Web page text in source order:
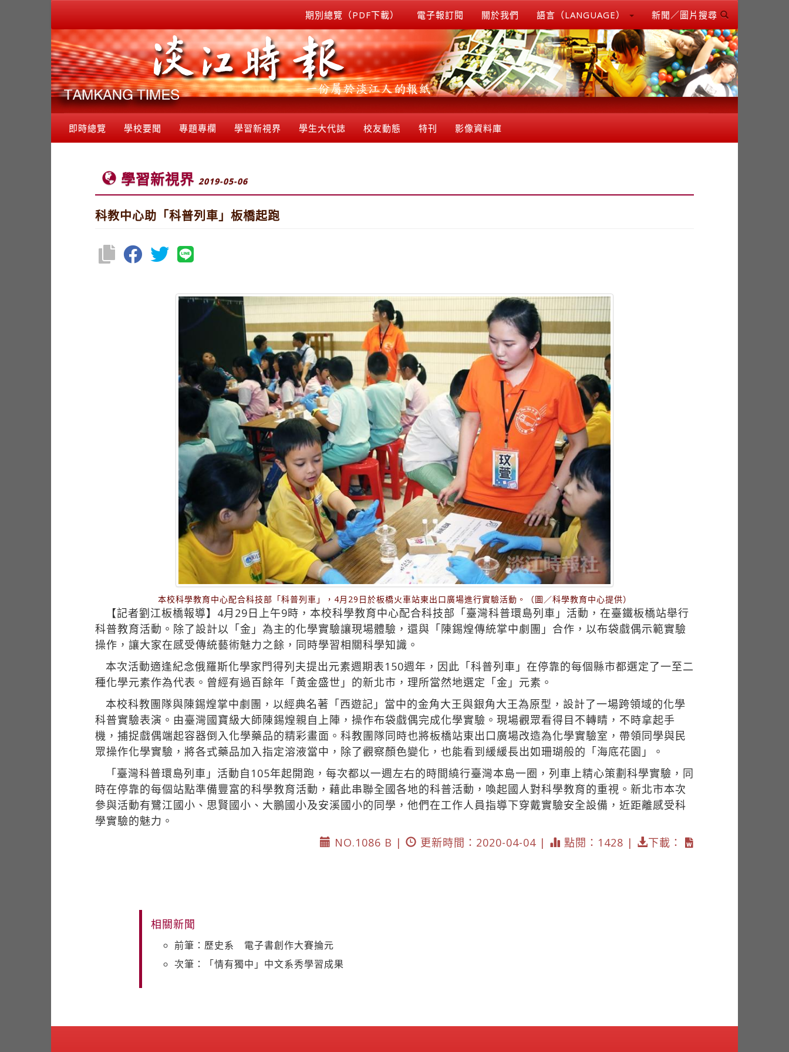
期別總覽（PDF下載） 電子報訂閱 關於我們 語言（LANGUAGE） 新聞／圖片搜尋
即時總覽 學校要聞 專題專欄 學習新視界 學生大代誌 校友動態 特刊 影像資料庫
學習新視界 2019-05-06
科教中心助「科普列車」板橋起跑
本校科學教育中心配合科技部「科普列車」，4月29日於板橋火車站東出口廣場進行實驗活動。（圖／科學教育中心提供）
【記者劉江板橋報導】4月29日上午9時，本校科學教育中心配合科技部「臺灣科普環島列車」活動，在臺鐵板橋站舉行
科普教育活動。除了設計以「金」為主的化學實驗讓現場體驗，還與「陳錫煌傳統掌中劇團」合作，以布袋戲偶示範實驗
操作，讓大家在感受傳統藝術魅力之餘，同時學習相關科學知識。
本次活動適逢紀念俄羅斯化學家門得列夫提出元素週期表150週年，因此「科普列車」在停靠的每個縣市都選定了一至二
種化學元素作為代表。曾經有過百餘年「黃金盛世」的新北市，理所當然地選定「金」元素。
本校科教團隊與陳錫煌掌中劇團，以經典名著「西遊記」當中的金角大王與銀角大王為原型，設計了一場跨領域的化學
科普實驗表演。由臺灣國寶級大師陳錫煌親自上陣，操作布袋戲偶完成化學實驗。現場觀眾看得目不轉睛，不時拿起手
機，捕捉戲偶端起容器倒入化學藥品的精彩畫面。科教團隊同時也將板橋站東出口廣場改造為化學實驗室，帶領同學與民
眾操作化學實驗，將各式藥品加入指定溶液當中，除了觀察顏色變化，也能看到緩緩長出如珊瑚般的「海底花園」。
「臺灣科普環島列車」活動自105年起開跑，每次都以一週左右的時間繞行臺灣本島一圈，列車上精心策劃科學實驗，同
時在停靠的每個站點準備豐富的科學教育活動，藉此串聯全國各地的科普活動，喚起國人對科學教育的重視。新北市本次
參與活動有鷺江國小、思賢國小、大鵬國小及安溪國小的同學，他們在工作人員指導下穿戴實驗安全設備，近距離感受科
學實驗的魅力。
NO.1086 B |
更新時間：2020-04-04 | 點閱：1428 | 下載：
相關新聞
前筆：歷史系 電子書創作大賽掄元
次筆：「情有獨中」中文系秀學習成果